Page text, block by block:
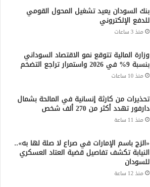
بنك السودان يعيد تشغيل المحول القومي
للدفع الإلكتروني
منذ 3 ساعات
وزارة المالية تتوقع نمو الاقتصاد السوداني
بنسبة 9% في 2026 واستمرار تراجع التضخم
منذ 10 ساعات
تحذيرات من كارثة إنسانية في المالحة بشمال
دارفور تهدد أكثر من 270 ألف شخص
منذ 11 ساعة
«الزج باسم الإمارات في صراع لا صلة لها به»..
النيابة تكشف تفاصيل قضية العتاد العسكري
للسودان
منذ 12 ساعة